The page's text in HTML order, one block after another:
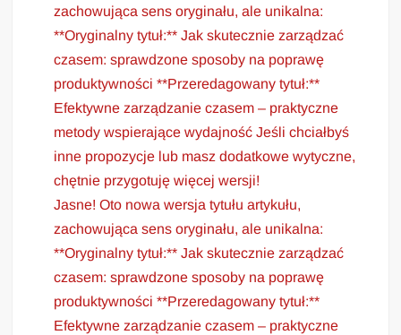
zachowująca sens oryginału, ale unikalna:
**Oryginalny tytuł:** Jak skutecznie zarządzać
czasem: sprawdzone sposoby na poprawę
produktywności **Przeredagowany tytuł:**
Efektywne zarządzanie czasem – praktyczne
metody wspierające wydajność Jeśli chciałbyś
inne propozycje lub masz dodatkowe wytyczne,
chętnie przygotuję więcej wersji!
Jasne! Oto nowa wersja tytułu artykułu,
zachowująca sens oryginału, ale unikalna:
**Oryginalny tytuł:** Jak skutecznie zarządzać
czasem: sprawdzone sposoby na poprawę
produktywności **Przeredagowany tytuł:**
Efektywne zarządzanie czasem – praktyczne